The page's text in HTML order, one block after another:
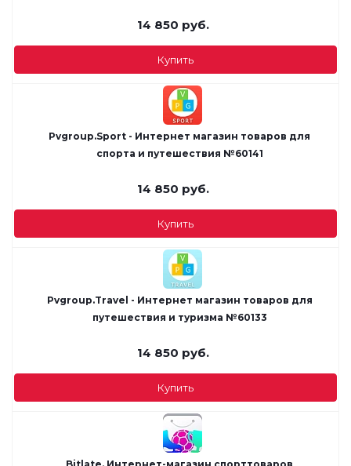
14 850 руб.
Купить
Pvgroup.Sport - Интернет магазин товаров для
спорта и путешествия №60141
14 850 руб.
Купить
Pvgroup.Travel - Интернет магазин товаров для
путешествия и туризма №60133
14 850 руб.
Купить